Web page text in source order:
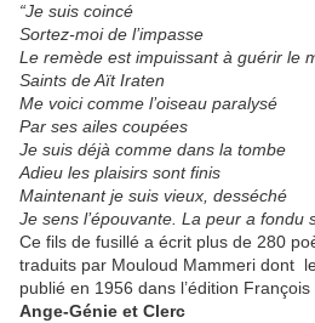
“Je suis coincé
Sortez-moi de l’impasse
Le remède est impuissant à guérir le
Saints de Aït Iraten
Me voici comme l’oiseau paralysé
Par ses ailes coupées
Je suis déjà comme dans la tombe
Adieu les plaisirs sont finis
Maintenant je suis vieux, desséché
Je sens l’épouvante. La peur a fondu
Ce fils de fusillé a écrit plus de 280
traduits par Mouloud Mammeri dont
publié en 1956 dans l’édition François
Ange-Génie et Clerc